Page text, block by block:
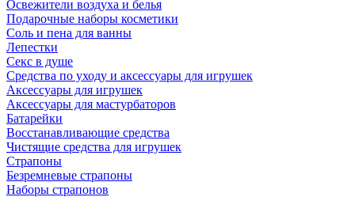
Освежители воздуха и белья
Подарочные наборы косметики
Соль и пена для ванны
Лепестки
Секс в душе
Средства по уходу и аксессуары для игрушек
Аксессуары для игрушек
Аксессуары для мастурбаторов
Батарейки
Восстанавливающие средства
Чистящие средства для игрушек
Страпоны
Безремневые страпоны
Наборы страпонов